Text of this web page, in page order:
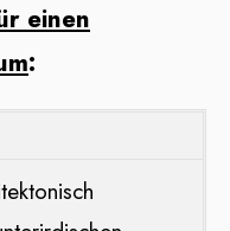
einen
: